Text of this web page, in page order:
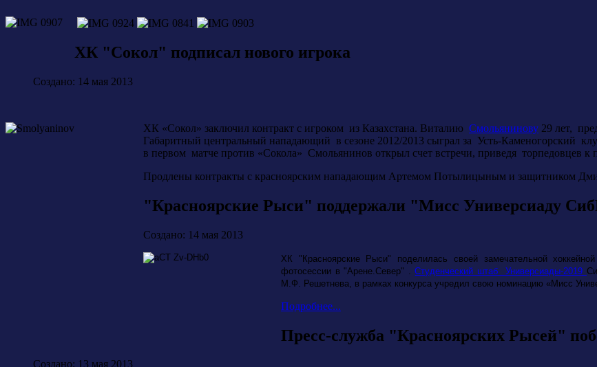
ХК "Сокол" подписал нового игрока
Создано: 14 мая 2013
ХК «Сокол» заключил контракт с игроком из Казахстана. Виталию Смольянинову 29 лет,
Габаритный центральный нападающий в сезоне 2012/2013 сыграл за Усть-Каменогорский
в первом матче против «Сокола» Смольянинов открыл счет встречи, приведя торпедовцев к
Продлены контракты с красноярским нападающим Артемом Потылицыным и защитником
"Красноярские Рыси" поддержали "Мисс Универсиаду
Создано: 14 мая 2013
ХК "Красноярские Рыси" поделилась своей замечательной
фотосессии в "Арене.Север"
.Студенческий штаб Универсиады-2019
М.Ф. Решетнева, в рамках конкурса учредил свою номинацию «Мисс
Подробнее...
Пресс-служба "Красноярских Рысей"
Создано: 13 мая 2013